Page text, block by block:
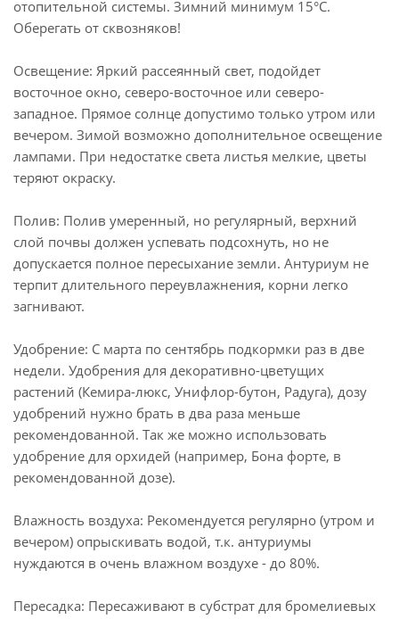
отопительной системы. Зимний минимум 15°C.
Оберегать от сквозняков!
Освещение: Яркий рассеянный свет, подойдет
восточное окно, северо-восточное или северо-
западное. Прямое солнце допустимо только утром или
вечером. Зимой возможно дополнительное освещение
лампами. При недостатке света листья мелкие, цветы
теряют окраску.
Полив: Полив умеренный, но регулярный, верхний
слой почвы должен успевать подсохнуть, но не
допускается полное пересыхание земли. Антуриум не
терпит длительного переувлажнения, корни легко
загнивают.
Удобрение: С марта по сентябрь подкормки раз в две
недели. Удобрения для декоративно-цветущих
растений (Кемира-люкс, Унифлор-бутон, Радуга), дозу
удобрений нужно брать в два раза меньше
рекомендованной. Так же можно использовать
удобрение для орхидей (например, Бона форте, в
рекомендованной дозе).
Влажность воздуха: Рекомендуется регулярно (утром и
вечером) опрыскивать водой, т.к. антуриумы
нуждаются в очень влажном воздухе - до 80%.
Пересадка: Пересаживают в субстрат для бромелиевых